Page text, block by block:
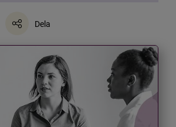
Dela